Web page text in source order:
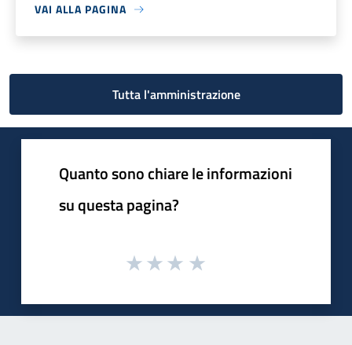
VAI ALLA PAGINA
Tutta l'amministrazione
Quanto sono chiare le informazioni
su questa pagina?